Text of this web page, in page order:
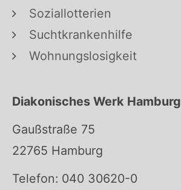
Soziallotterien
Suchtkrankenhilfe
Wohnungslosigkeit
Diakonisches Werk Hamburg
Gaußstraße 75
22765 Hamburg
Telefon: 040 30620-0